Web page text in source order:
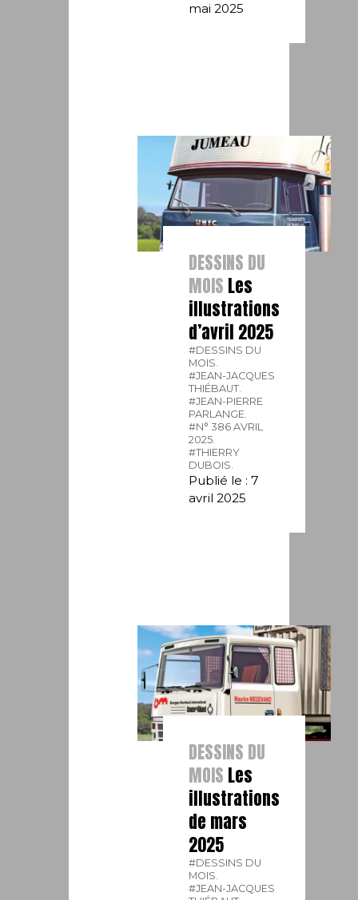
mai 2025
DESSINS DU
MOIS Les
illustrations
d’avril 2025
#DESSINS DU
MOIS.
#JEAN-JACQUES
THIÉBAUT.
#JEAN-PIERRE
PARLANGE.
#N° 386 AVRIL
2025.
#THIERRY
DUBOIS.
Publié le : 7
avril 2025
DESSINS DU
MOIS Les
illustrations
de mars
2025
#DESSINS DU
MOIS.
#JEAN-JACQUES